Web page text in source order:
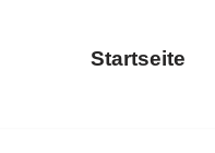
Startseite